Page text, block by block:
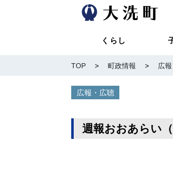
くらし
TOP > 町政情報 > 広
広報・広聴
週報おおあらい（